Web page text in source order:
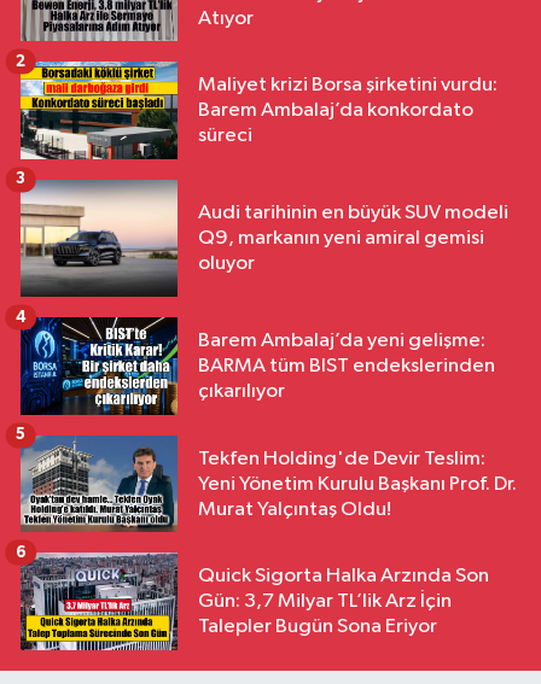
Atıyor
Maliyet krizi Borsa şirketini vurdu:
Barem Ambalaj’da konkordato
süreci
2
Audi tarihinin en büyük SUV modeli
Q9, markanın yeni amiral gemisi
oluyor
3
Barem Ambalaj’da yeni gelişme:
BARMA tüm BIST endekslerinden
çıkarılıyor
4
Tekfen Holding'de Devir Teslim:
Yeni Yönetim Kurulu Başkanı Prof. Dr.
Murat Yalçıntaş Oldu!
5
Quick Sigorta Halka Arzında Son
Gün: 3,7 Milyar TL’lik Arz İçin
Talepler Bugün Sona Eriyor
6